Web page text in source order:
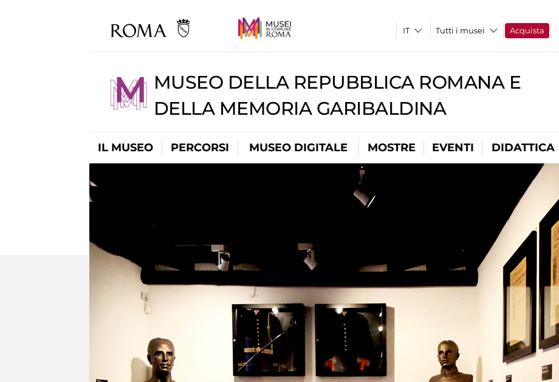
Tutti i musei Acquista
MUSEO DELLA REPUBBLICA ROMANA E
DELLA MEMORIA GARIBALDINA
IL MUSEO PERCORSI MUSEO DIGITALE MOSTRE EVENTI DIDATTICA